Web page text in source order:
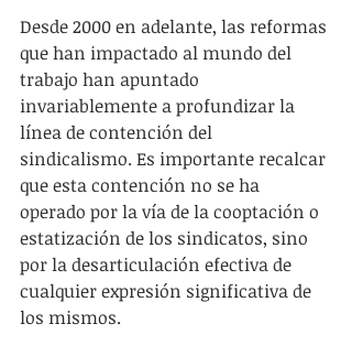
Desde 2000 en adelante, las reformas
que han impactado al mundo del
trabajo han apuntado
invariablemente a profundizar la
línea de contención del
sindicalismo. Es importante recalcar
que esta contención no se ha
operado por la vía de la cooptación o
estatización de los sindicatos, sino
por la desarticulación efectiva de
cualquier expresión significativa de
los mismos.